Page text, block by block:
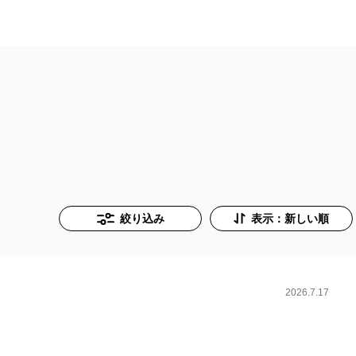
絞り込み 表示：新しい順
2026.7.17